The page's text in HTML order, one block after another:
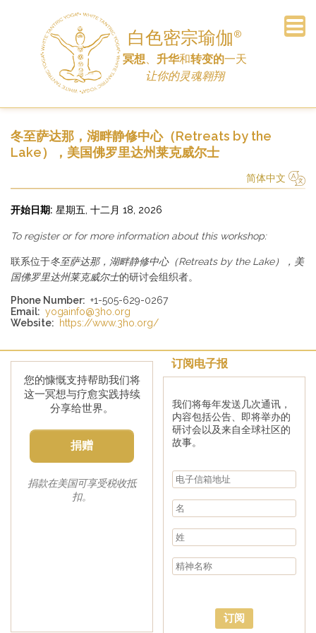
白色密宗瑜伽 ®
冥想 升华和转变的一天
让你的灵魂翱翔
主页
公告
车间
日程
联系
常见问题
历史
链接
订阅电子报
捐赠
冬至萨达那，湖畔静修中心（Retreats by the
Lake），美国佛罗里达州莱克威尔士
简体中文
开始日期: 星期五, 十二月 18, 2026
To register or for more information about this workshop:
联系位于冬至萨达那，湖畔静修中心（Retreats by the Lake），美
国佛罗里达州莱克威尔士的研讨会组织者。
Phone Number: +1-505-629-0267
Email: yogainfo@3ho.org
Website:
https://www.3ho.org/
您的慷慨支持帮助我们将
这一冥想与疗愈实践持续
分享给世界。
捐赠
捐款在美国可享受税收抵
扣。
订阅电子报
我们将每年发送几次通讯，
内容包括公告、即将举办的
研讨会以及来自全球社区的
故事。
订阅